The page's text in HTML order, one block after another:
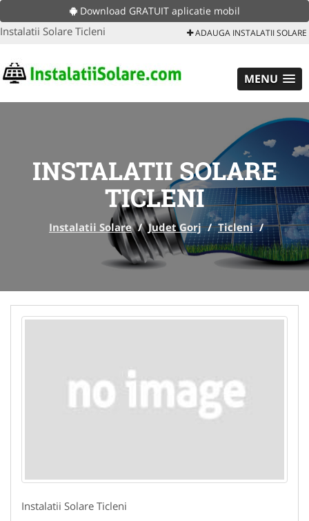
Download GRATUIT aplicatie mobil
Instalatii Solare Ticleni ADAUGA INSTALATII SOLARE
MENU
INSTALATII SOLARE
TICLENI
Instalatii Solare / Judet Gorj / Ticleni /
Instalatii Solare Ticleni